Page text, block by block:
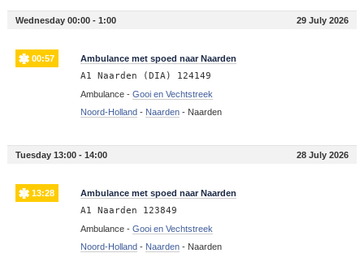
Wednesday 00:00 - 1:00 29 July 2026
00:57 Ambulance met spoed naar Naarden
A1 Naarden (DIA) 124149
Ambulance - Gooi en Vechtstreek
Noord-Holland- Naarden- Naarden
Tuesday 13:00 - 14:00 28 July 2026
13:28 Ambulance met spoed naar Naarden
A1 Naarden 123849
Ambulance - Gooi en Vechtstreek
Noord-Holland- Naarden- Naarden